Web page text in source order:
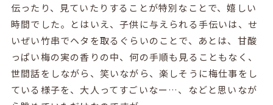
伝ったり、見ていたりすることが特別なことで、嬉しい
時間でした。とはいえ、子供に与えられる手伝いは、せ
いぜい竹串でヘタを取るぐらいのことで、あとは、甘酸
っぱい梅の実の香りの中、何の手順も見ることもなく、
世間話をしながら、笑いながら、楽しそうに梅仕事をし
ている様子を、大人ってすごいなー…、などと思いなが